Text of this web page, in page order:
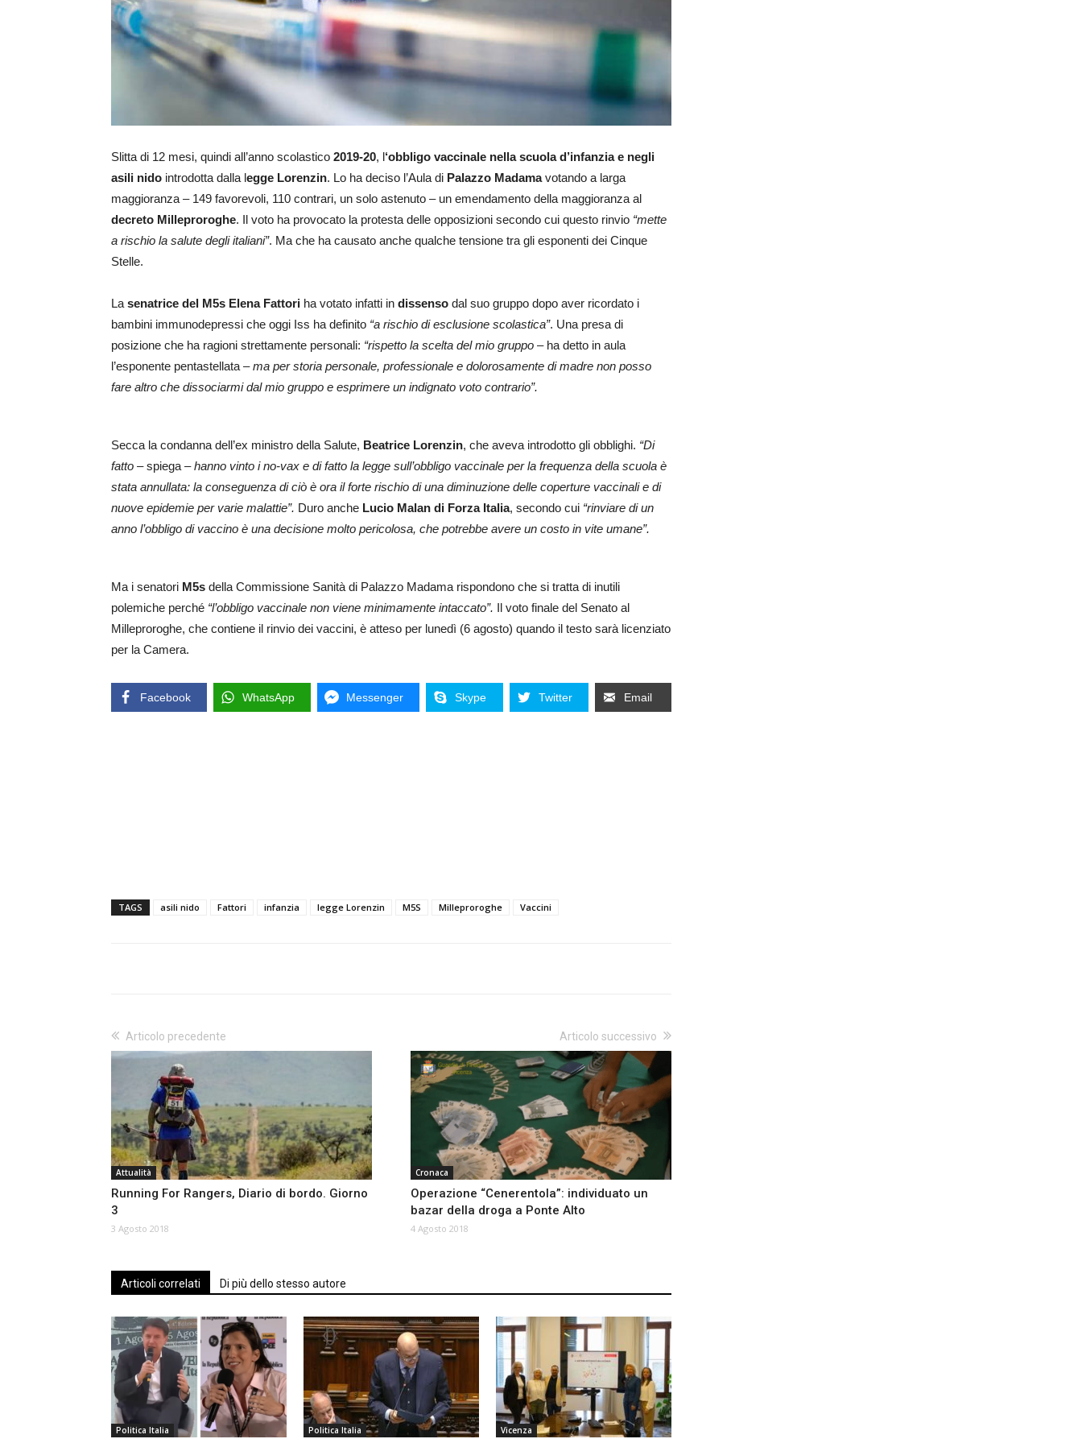
Slitta di 12 mesi, quindi all’anno scolastico 2019-20, l‘obbligo vaccinale nella scuola d’infanzia e negli
asili nido introdotta dalla legge Lorenzin. Lo ha deciso l’Aula di Palazzo Madamavotando a larga
maggioranza – 149 favorevoli, 110 contrari, un solo astenuto – un emendamento della maggioranza al
decreto Milleproroghe. Il voto ha provocato la protesta delle opposizioni secondo cui questo rinvio “mette
a rischio la salute degli italiani”. Ma che ha causato anche qualche tensione tra gli esponenti dei Cinque
Stelle.
La senatrice del M5s Elena Fattori ha votato infatti in dissenso dal suo gruppo dopo aver ricordato i
bambini immunodepressi che oggi Iss ha definito “a rischio di esclusione scolastica”. Una presa di
posizione che ha ragioni strettamente personali: “rispetto la scelta del mio gruppo – ha detto in aula
l’esponente pentastellata –ma per storia personale, professionale e dolorosamente di madre non posso
fare altro che dissociarmi dal mio gruppo e esprimere un indignato voto contrario”.
Secca la condanna dell’ex ministro della Salute, Beatrice Lorenzin, che aveva introdotto gli obblighi. “Di
fatto – spiega –hanno vinto i no-vax e di fatto la legge sull’obbligo vaccinale per la frequenza della scuola è
stata annullata: la conseguenza di ciò è ora il forte rischio di una diminuzione delle coperture vaccinali e di
nuove epidemie per varie malattie”. Duro anche Lucio Malan di Forza Italia, secondo cui “rinviare di un
anno l’obbligo di vaccino è una decisione molto pericolosa, che potrebbe avere un costo in vite umane”.
Ma i senatori M5s della Commissione Sanità di Palazzo Madama rispondono che si tratta di inutili
polemiche perché “l’obbligo vaccinale non viene minimamente intaccato”. Il voto finale del Senato al
Milleproroghe, che contiene il rinvio dei vaccini, è atteso per lunedì (6 agosto) quando il testo sarà licenziato
per la Camera.
Facebook WhatsApp Messenger Skype Twitter Email
TAGS asili nido Fattori infanzia legge Lorenzin M5S Milleproroghe Vaccini
Articolo precedente
Attualità
Running For Rangers, Diario di bordo. Giorno
3
3 Agosto 2018
Articolo successivo
Cronaca
Operazione “Cenerentola”: individuato un
bazar della droga a Ponte Alto
4 Agosto 2018
Articoli correlati Di più dello stesso autore
Politica Italia Politica Italia Vicenza